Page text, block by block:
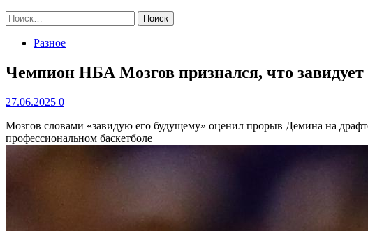
Найти:
Разное
Чемпион НБА Мозгов признался, что
27.06.2025 0
Мозгов словами «завидую его будущему» оценил прорыв Демина на
профессиональном баскетболе